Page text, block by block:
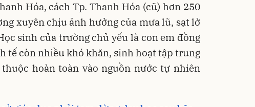
Hóa, cách Tp. Thanh Hóa (cũ) hơn 250
xuyên chịu ảnh hưởng của mưa lũ, sạt lở
sinh của trường chủ yếu là con em đồng
tế còn nhiều khó khăn, sinh hoạt tập trung
hoàn toàn vào nguồn nước tự nhiên